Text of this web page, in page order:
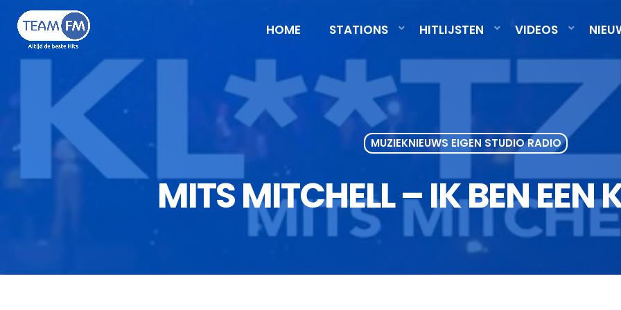
HOME STATIONS HITLIJSTEN VIDEOS
MUZIEKNIEUWS EIGEN STUDIO RADIO
MITS MITCHELL – IK BEN EEN